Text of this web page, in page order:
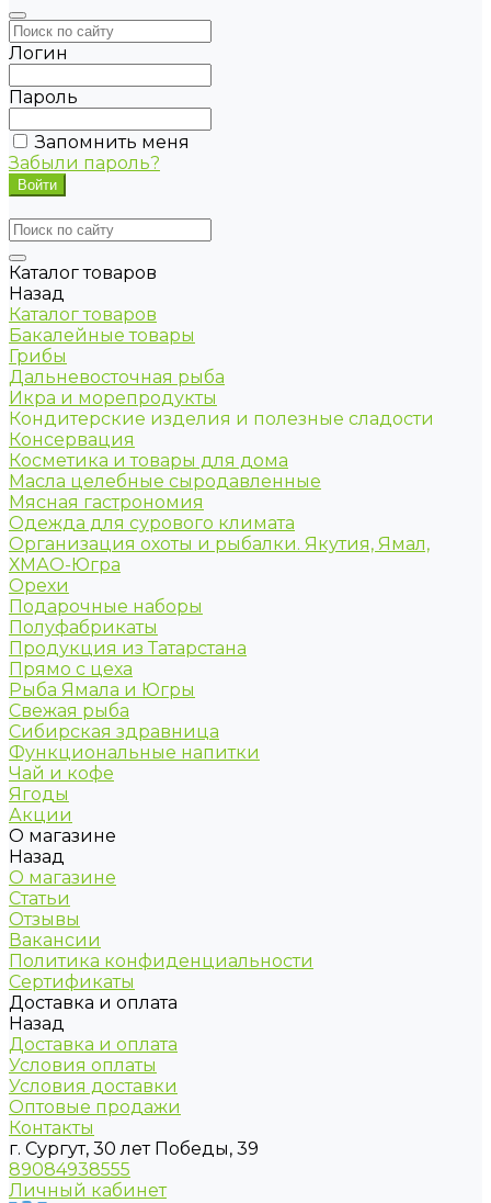
Логин
Пароль
Запомнить меня
Забыли пароль?
Каталог товаров
Назад
Каталог товаров
Бакалейные товары
Грибы
Дальневосточная рыба
Икра и морепродукты
Кондитерские изделия и полезные сладости
Консервация
Косметика и товары для дома
Масла целебные сыродавленные
Мясная гастрономия
Одежда для сурового климата
Организация охоты и рыбалки. Якутия, Ямал,
ХМАО-Югра
Орехи
Подарочные наборы
Полуфабрикаты
Продукция из Татарстана
Прямо с цеха
Рыба Ямала и Югры
Свежая рыба
Сибирская здравница
Функциональные напитки
Чай и кофе
Ягоды
Акции
О магазине
Назад
О магазине
Статьи
Отзывы
Вакансии
Политика конфиденциальности
Сертификаты
Доставка и оплата
Назад
Доставка и оплата
Условия оплаты
Условия доставки
Оптовые продажи
Контакты
г. Сургут, 30 лет Победы, 39
89084938555
Личный кабинет